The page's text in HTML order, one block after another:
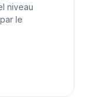
niveau
le